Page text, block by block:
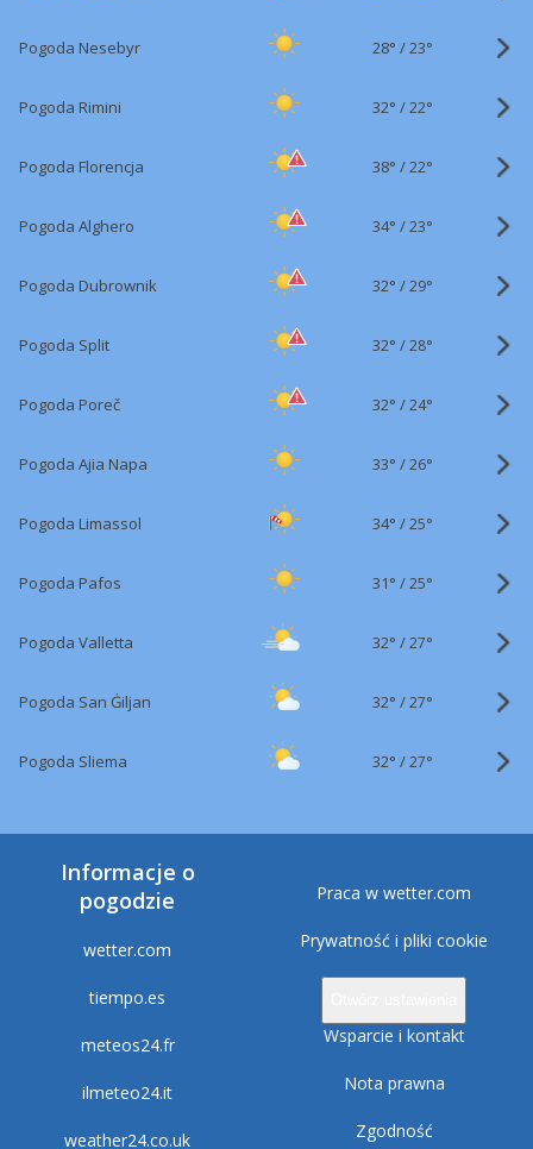
Pogoda Nesebyr 28° /23°
Pogoda Rimini 32° /22°
Pogoda Florencja 38° /22°
Pogoda Alghero 34° /23°
Pogoda Dubrownik 32° /29°
Pogoda Split 32° /28°
Pogoda Poreč 32° /24°
Pogoda Ajia Napa 33° /26°
Pogoda Limassol 34° /25°
Pogoda Pafos 31° /25°
Pogoda Valletta 32° /27°
Pogoda San Ġiljan 32° /27°
Pogoda Sliema 32° /27°
Informacje o
pogodzie
wetter.com
tiempo.es
meteos24.fr
ilmeteo24.it
weather24.co.uk
Praca w wetter.com
Prywatność i pliki cookie
Wsparcie i kontakt
Nota prawna
Zgodność